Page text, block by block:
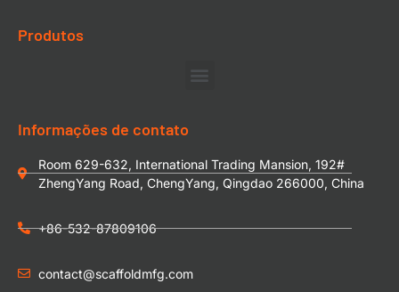
Produtos
Informações de contato
Room 629-632, International Trading Mansion, 192#
ZhengYang Road, ChengYang, Qingdao 266000, China
+86-532-87809106
contact@scaffoldmfg.com